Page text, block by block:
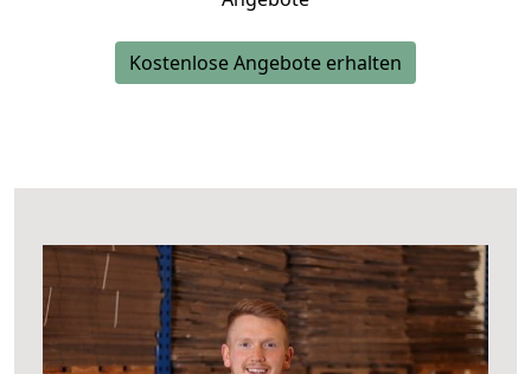
Kostenlose Angebote erhalten